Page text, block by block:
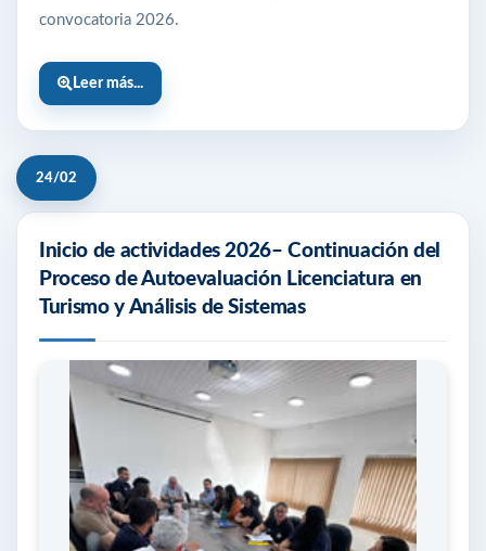
convocatoria 2026.
Leer más...
24/02
Inicio de actividades 2026– Continuación del
Proceso de Autoevaluación Licenciatura en
Turismo y Análisis de Sistemas